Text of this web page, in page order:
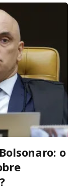
Game Pass
of Duty) e futuro-
dock/720p
vibrantes e
diferença? O
sofá, no ônibus ou
Pokémon
o